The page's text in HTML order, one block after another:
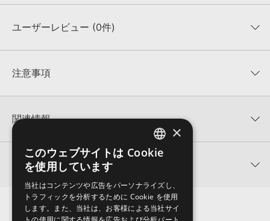
収録ファイル一覧
ユーザーレビュー (0件)
★★★★★
★5
★2
★1
0%
レビューをもっと見る »
注意事項
KONTAKTフォーマットは、
でお使いいただけます。無償版のKONTAKT PLAYERではお使いい
ただけませんので、ご注意ください。また、「ライブラリ・タブ」
への表示にも対応しておりません。
4GBを超えるデータに関するご注意：
FAT32でフォーマットされた
HDDには、1ファイル4GBを超えるデータを格納することができま
せん。データ容量が4GBを超えるダウンロード製品をご購入いただ
きます際には、NTFSやHFS＋でフォーマットされたHDDをご用意
いただく必要がございます。
関連情報
【Loopmasters】計57ブランドのサンプルパックが30%OFF！サ
マーセール！
TUFF GRUV TECH HOUSE 5のサポート情報
関連サポート情報
2022.06.06
MIDI形式サンプルパックの追加方法
ENGLISH
×
このウェブサイトは Cookie
を使用しています
当社はコンテンツや広告をパーソナライズし、
トラフィックを分析するために Cookie を使用
します。また、当社は、お客様による当社サイ